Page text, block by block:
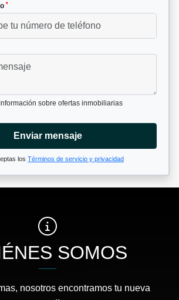
*
sobre ofertas inmobiliarias
Enviar mensaje
los Términos de servicio y privacidad
SOMOS
nosotros encontramos tu nueva